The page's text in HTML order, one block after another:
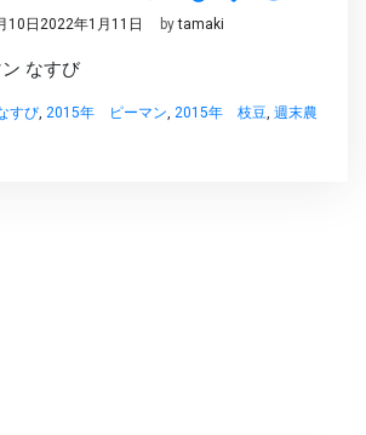
の
10日 2022年1月11日 bytamaki
なすび
すび, 2015年 ピーマン, 2015年 枝豆, 週末農